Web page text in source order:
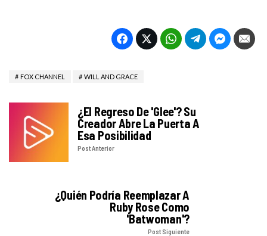
FOX CHANNEL WILL AND GRACE
¿El Regreso De 'Glee'? Su
Creador Abre La Puerta A
Esa Posibilidad
Post Anterior
¿Quién Podría Reemplazar A
Ruby Rose Como
'Batwoman'?
Post Siguiente